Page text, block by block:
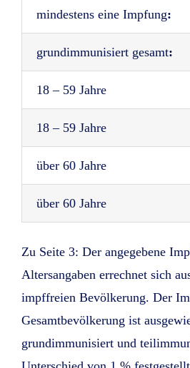
mindestens eine Impfung:
grundimmunisiert gesamt:
18 – 59 Jahre
18 – 59 Jahre
über 60 Jahre
über 60 Jahre
Zu Seite 3: Der angegebene
Altersangaben errechnet sich
impffreien Bevölkerung. Der
Gesamtbevölkerung ist
grundimmunisiert und